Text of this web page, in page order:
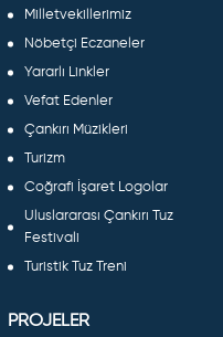
Milletvekillerimiz
Nöbetçi Eczaneler
Yararlı Linkler
Vefat Edenler
Çankırı Müzikleri
Turizm
Coğrafi İşaret Logolar
Uluslararası Çankırı Tuz
Festivali
Turistik Tuz Treni
PROJELER